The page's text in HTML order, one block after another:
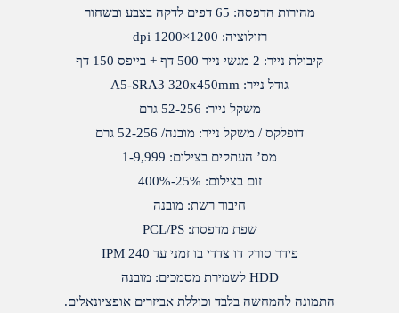
מהירות הדפסה: 65 דפים לדקה בצבע ובשחור
רזולוציה: 1200×1200 dpi
קיבולת נייר: 2 מגשי נייר 500 דף + בייפס 150 דף
גודל נייר: A5-SRA3 320x450mm
משקל נייר: 52-256 גרם
דופלקס / משקל נייר: מובנה/ 52-256 גרם
מס’ העתקים בצילום: 1-9,999
זום בצילום: 25%-400%
חיבור רשת: מובנה
שפת מדפסת: PCL/PS
פידר סורק דו צדדי בו זמני עד 240 IPM
HDD לשמירת מסמכים: מובנה
התמונה להמחשה בלבד וכוללת אביזרים אופציונאלים.